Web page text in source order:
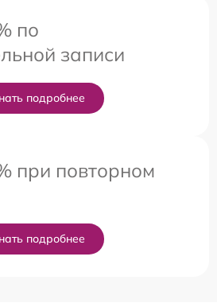
по
записи
подробнее
при повторном
подробнее